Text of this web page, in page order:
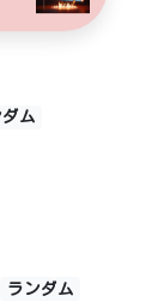
ム
ランダム